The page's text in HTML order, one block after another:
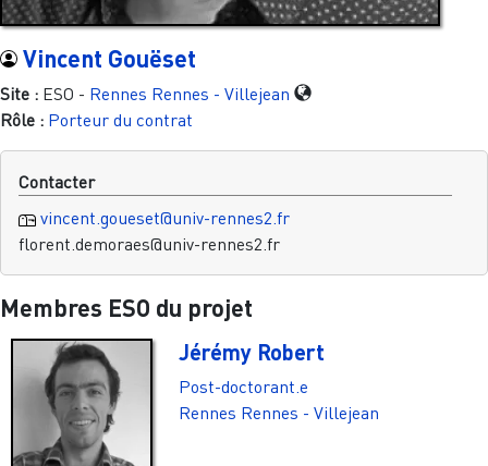
Vincent Gouëset
Site : ESO - Rennes Rennes - Villejean
Rôle : Porteur du contrat
Contacter
vincent.goueset@univ-rennes2.fr
florent.demoraes@univ-rennes2.fr
Membres ESO du projet
Jérémy Robert
Post-doctorant.e
Rennes Rennes - Villejean